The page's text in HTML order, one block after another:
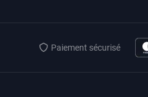
Paiement sécurisé